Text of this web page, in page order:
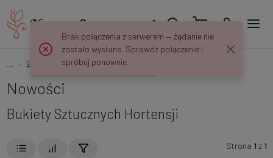
Bukiety Hortensje
Nowości
Bukiety Sztucznych Hortensji
Strona 1 z 1
Brak połączenia z serwerem — żądanie nie
zostało wysłane. Sprawdź połączenie i
spróbuj ponownie.